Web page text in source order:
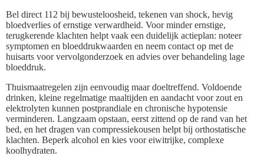
Bel direct 112 bij bewusteloosheid, tekenen van shock, hevig
bloedverlies of ernstige verwardheid. Voor minder ernstige,
terugkerende klachten helpt vaak een duidelijk actieplan: noteer
symptomen en bloeddrukwaarden en neem contact op met de
huisarts voor vervolgonderzoek en advies over behandeling lage
bloeddruk.
Thuismaatregelen zijn eenvoudig maar doeltreffend. Voldoende
drinken, kleine regelmatige maaltijden en aandacht voor zout en
elektrolyten kunnen postprandiale en chronische hypotensie
verminderen. Langzaam opstaan, eerst zittend op de rand van het
bed, en het dragen van compressiekousen helpt bij orthostatische
klachten. Beperk alcohol en kies voor eiwitrijke, complexe
koolhydraten.